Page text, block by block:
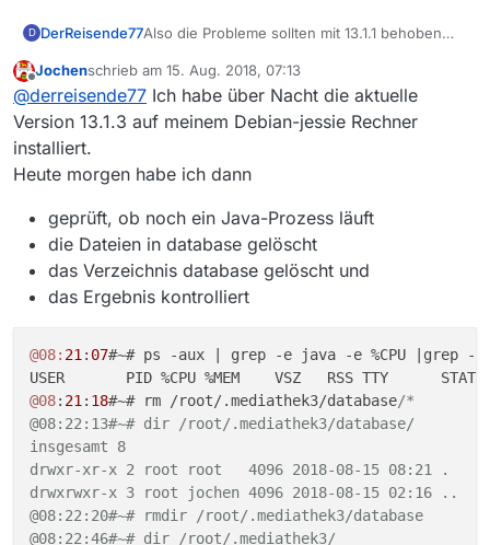
D DerReisende77Also die Probleme sollten mit 13.1.1 behoben
Und welches Betriebssystem? Heute wurde
13.1.3 veröffentlicht.
Ansonsten lösche nochmals den kompletten
Database-Ordner.
Offline
Jochenschrieb am 15. Aug. 2018, 07:13
zuletzt editiert von
@derreisende77 Ich habe über Nacht die aktuelle
Version 13.1.3 auf meinem Debian-jessie Rechner
installiert.
Heute morgen habe ich dann
geprüft, ob noch ein Java-Prozess läuft
die Dateien in database gelöscht
das Verzeichnis database gelöscht und
das Ergebnis kontrolliert
@08: 21 : 07#~# ps -aux | grep -e java -e %CPU |grep -v
@08: 21 : 18#~# rm /root/.mediathek3/database/*
@08:22:13#~# dir /root/.mediathek3/database/
insgesamt 8
drwxr-xr-x 2 root root   4096 2018-08-15 08:21 .
drwxrwxr-x 3 root jochen 4096 2018-08-15 02:16 ..
@08:22:20#~# rmdir /root/.mediathek3/database
@08:22:46#~# dir /root/.mediathek3/